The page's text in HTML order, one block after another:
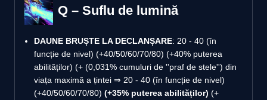
Q – Suflu de lumină
DAUNE BRUȘTE LA DECLANȘARE: 20 - 40 (în
funcție de nivel) (+40/50/60/70/80) (+40% puterea
abilităților) (+ (0,031% cumuluri de ''praf de stele'') din
viața maximă a țintei ⇒ 20 - 40 (în funcție de nivel)
(+40/50/60/70/80) (+35% puterea abilităților) (+